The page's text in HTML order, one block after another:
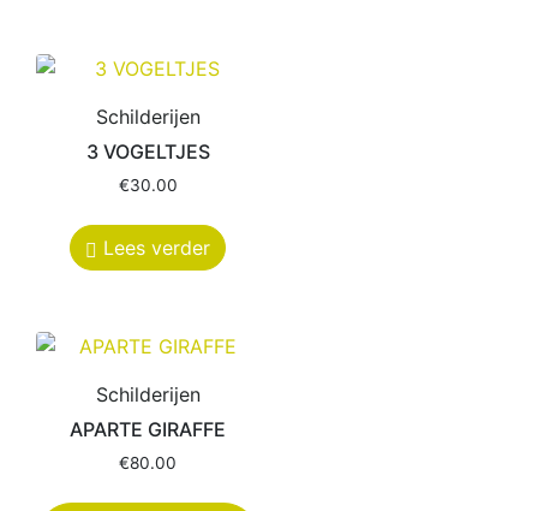
Schilderijen
3 VOGELTJES
€30.00
Lees verder
Schilderijen
APARTE GIRAFFE
€80.00